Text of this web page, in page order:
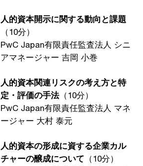
人的資本開示に関する動向と課題
（10分）
PwC Japan有限責任監査法人 シニ
アマネージャー 吉岡 小巻
人的資本関連リスクの考え方と特
定・評価の手法（10分）
PwC Japan有限責任監査法人 マネ
ージャー 大村 泰元
人的資本の形成に資する企業カル
チャーの醸成について （10分）